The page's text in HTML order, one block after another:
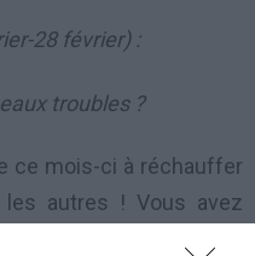
28 février) :
troubles ?
ce mois-ci à réchauffer
les autres ! Vous avez